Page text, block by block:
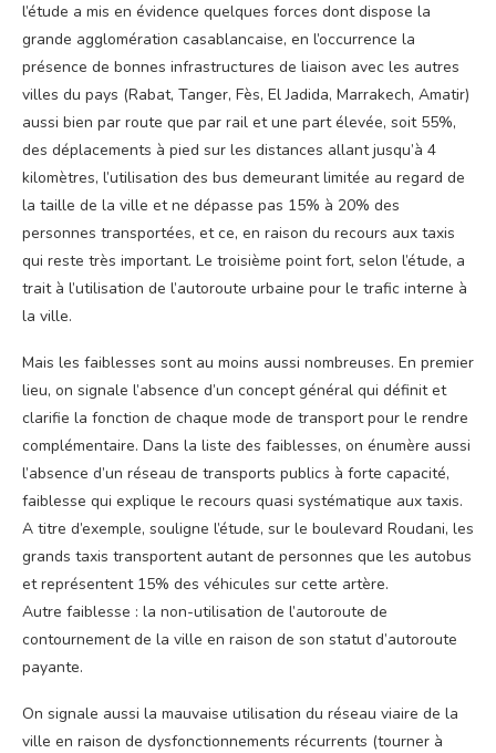
l’étude a mis en évidence quelques forces dont dispose la
grande agglomération casablancaise, en l’occurrence la
présence de bonnes infrastructures de liaison avec les autres
villes du pays (Rabat, Tanger, Fès, El Jadida, Marrakech, Amatir)
aussi bien par route que par rail et une part élevée, soit 55%,
des déplacements à pied sur les distances allant jusqu’à 4
kilomètres, l’utilisation des bus demeurant limitée au regard de
la taille de la ville et ne dépasse pas 15% à 20% des
personnes transportées, et ce, en raison du recours aux taxis
qui reste très important. Le troisième point fort, selon l’étude, a
trait à l’utilisation de l’autoroute urbaine pour le trafic interne à
la ville.
Mais les faiblesses sont au moins aussi nombreuses. En premier
lieu, on signale l’absence d’un concept général qui définit et
clarifie la fonction de chaque mode de transport pour le rendre
complémentaire. Dans la liste des faiblesses, on énumère aussi
l’absence d’un réseau de transports publics à forte capacité,
faiblesse qui explique le recours quasi systématique aux taxis.
A titre d’exemple, souligne l’étude, sur le boulevard Roudani, les
grands taxis transportent autant de personnes que les autobus
et représentent 15% des véhicules sur cette artère.
Autre faiblesse : la non-utilisation de l’autoroute de
contournement de la ville en raison de son statut d’autoroute
payante.
On signale aussi la mauvaise utilisation du réseau viaire de la
ville en raison de dysfonctionnements récurrents (tourner à